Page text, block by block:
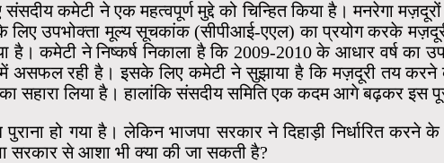
कमेटी ने एक महत्वपूर्ण मुद्दे को चिन्हित किया है। मनरेगा
उपभोक्ता मूल्य सूचकांक (सीपीआई-एएल) का प्रयोग करके
है। कमेटी ने निष्कर्ष निकाला है कि 2009-2010 के आधार वर्ष का
में असफल रही है। इसके लिए कमेटी ने सुझाया है कि मज़दूरी तय
सहारा लिया है। हालांकि संसदीय समिति एक कदम आगे बढ़कर इस
पुराना हो गया है। लेकिन भाजपा सरकार ने दिहाड़ी निर्धारित
सरकार से आशा भी क्या की जा सकती है?